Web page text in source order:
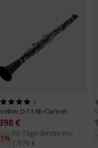
3
D-13 Bb-Clarinet
€
30-Tage-Bestpreis:
1.579 €